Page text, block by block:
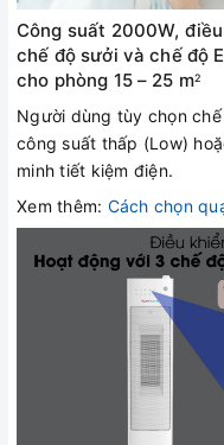
Công suất 2000W,
chế độ sưởi và chế độ
cho phòng 15 – 25 m2
Người dùng tùy chọn
công suất thấp (Low)
minh tiết kiệm điện.
Xem thêm: Cách chọn